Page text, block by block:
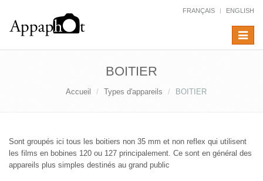
FRANÇAIS ENGLISH
Toggle
BOITIER
Accueil Types d'appareils BOITIER
Sont groupés ici tous les boitiers non 35 mm et non reflex qui utilisent
les films en bobines 120 ou 127 principalement. Ce sont en général des
appareils plus simples destinés au grand public